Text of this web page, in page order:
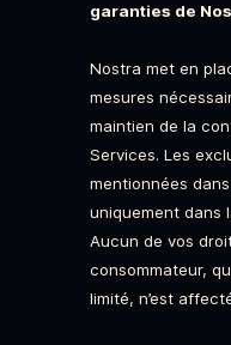
garanties de
Nostra met en
mesures
maintien de la
Services. Les
mentionnées
uniquement dans
Aucun de vos
consommateur,
limité, n’est